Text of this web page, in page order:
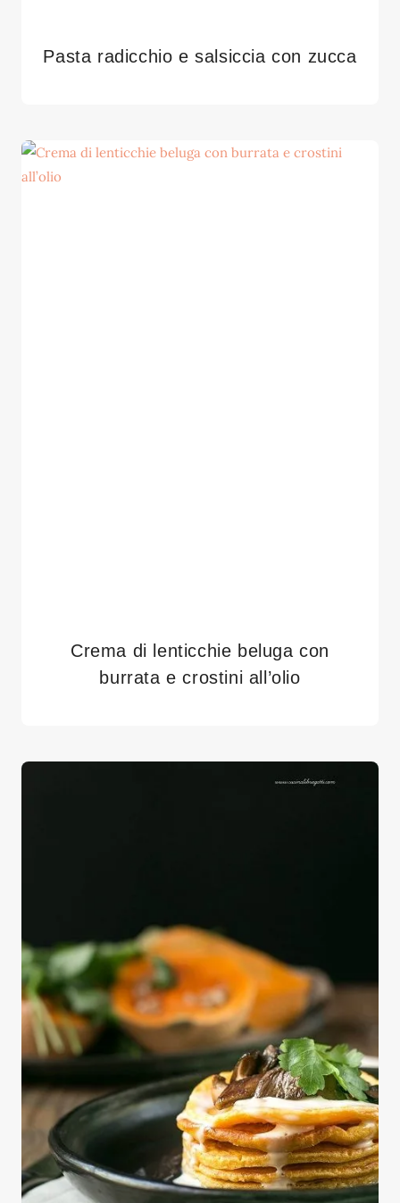
Pasta radicchio e salsiccia con zucca
Crema di lenticchie beluga con
burrata e crostini all’olio